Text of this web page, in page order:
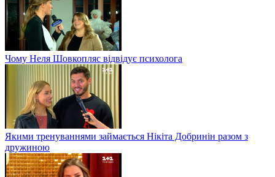
Чому Неля Шовкопляс відвідує психолога
Якими тренуваннями займається Нікіта Добринін разом з
дружиною